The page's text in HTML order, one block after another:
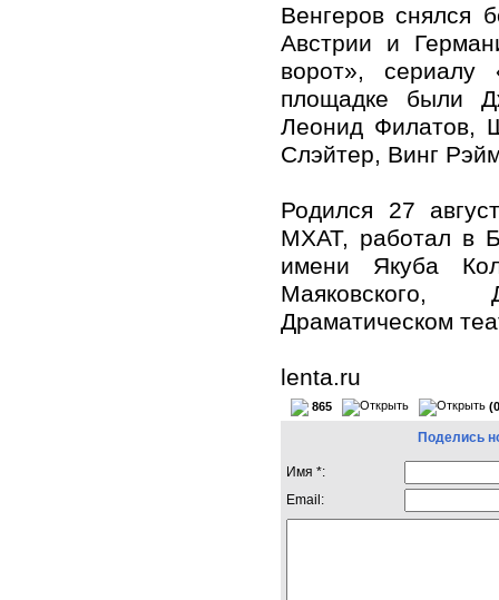
Венгеров снялся
Австрии и
ворот»,
площадке были
Леонид Филатов,
Слэйтер, Винг
Родился 27
МХАТ, работал в
имени Якуба
Маяковского,
Драматическом
lenta.ru
865
Поделись
Имя *:
Email: